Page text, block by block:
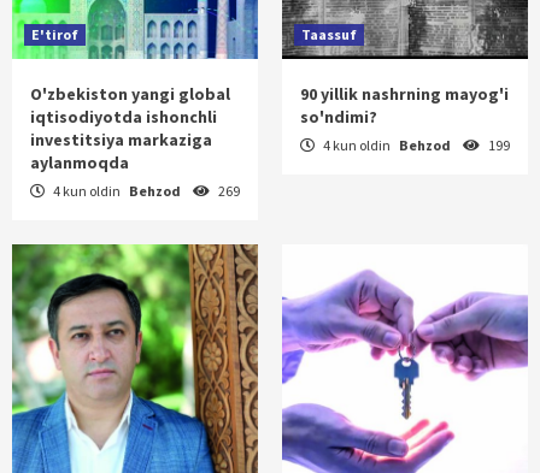
E'tirof
O'zbekiston yangi global
iqtisodiyotda ishonchli
investitsiya markaziga
aylanmoqda
4 kun oldin Behzod 269
Taassuf
90 yillik nashrning mayog'i
so'ndimi?
4 kun oldin Behzod 199